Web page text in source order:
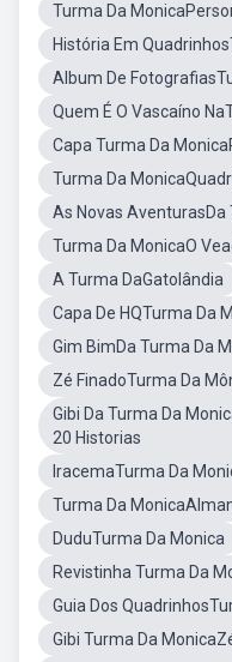
Turma Da
História Em
Album De
Quem É O Vascaíno
Capa Turma Da
Turma Da
As Novas AventurasDa
Turma Da MonicaO
A Turma DaGatolândia
Capa De HQTurma Da
Gim BimDa Turma Da
Zé FinadoTurma Da
Gibi Da Turma Da
20 Historias
IracemaTurma Da
Turma Da
DuduTurma Da Monica
Revistinha Turma Da
Guia Dos
Gibi Turma Da